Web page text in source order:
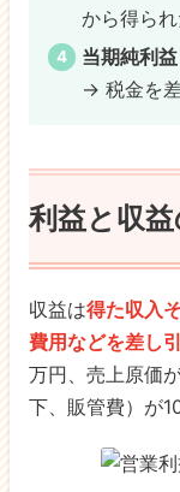
から得ら
当期純利益
→ 税金を
利益と収
収益は得た収入
費用などを差し
万円、売上原価
下、販管費）が